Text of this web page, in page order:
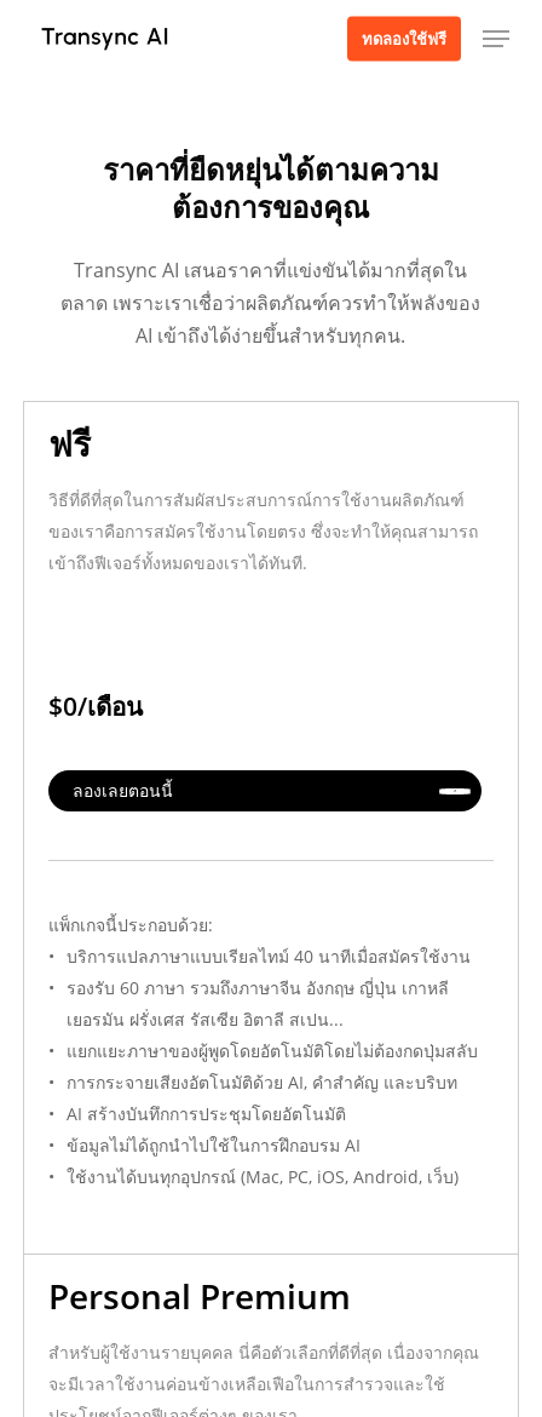
ทดลองใช้ฟรี เมนู
ราคาที่ยืดหยุ่นได้ตามความ
ต้องการของคุณ
Transync AI เสนอราคาที่แข่งขันได้มากที่สุดใน
ตลาด เพราะเราเชื่อว่าผลิตภัณฑ์ควรทำให้พลังของ
AI เข้าถึงได้ง่ายขึ้นสำหรับทุกคน.
ฟรี
วิธีที่ดีที่สุดในการสัมผัสประสบการณ์การใช้งานผลิตภัณฑ์
ของเราคือการสมัครใช้งานโดยตรง ซึ่งจะทำให้คุณสามารถ
เข้าถึงฟีเจอร์ทั้งหมดของเราได้ทันที.
$0/เดือน
ลองเลยตอนนี้
แพ็กเกจนี้ประกอบด้วย:
บริการแปลภาษาแบบเรียลไทม์ 40 นาทีเมื่อสมัครใช้งาน
รองรับ 60 ภาษา รวมถึงภาษาจีน อังกฤษ ญี่ปุ่น เกาหลี
เยอรมัน ฝรั่งเศส รัสเซีย อิตาลี สเปน...
แยกแยะภาษาของผู้พูดโดยอัตโนมัติโดยไม่ต้องกดปุ่มสลับ
การกระจายเสียงอัตโนมัติด้วย AI, คำสำคัญ และบริบท
AI สร้างบันทึกการประชุมโดยอัตโนมัติ
ข้อมูลไม่ได้ถูกนำไปใช้ในการฝึกอบรม AI
ใช้งานได้บนทุกอุปกรณ์ (Mac, PC, iOS, Android, เว็บ)
Personal Premium
สำหรับผู้ใช้งานรายบุคคล นี่คือตัวเลือกที่ดีที่สุด เนื่องจากคุณ
จะมีเวลาใช้งานค่อนข้างเหลือเฟือในการสำรวจและใช้
ใบเสนอราคา
พื้นที่ให้บริการ
สมาชิกทีม
ระยะเวลาการให้บริการ
Transync เอไอ ใบเสนอราคาบริการ
พื้นที่ให้บริการ: ระหว่างประเทศ
ใบเสนอราคานี้มีอายุ 30 วันนับจากวันที่ออก
ออกโดย: Transync AI Inc.
ราคาสำหรับ Transync เอไอ บริการขององค์กรระหว่างประเทศมีดังต่
1 Transync เอไอ บริการที่นั่งระดับองค์กร
สรุปราคา
ราคารวม สกุลเงิน